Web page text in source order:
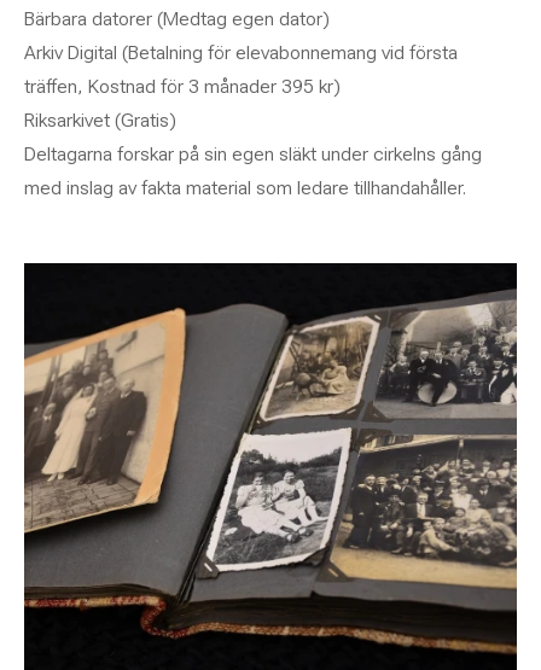
Bärbara datorer (Medtag egen dator)
Arkiv Digital (Betalning för elevabonnemang vid första
träffen, Kostnad för 3 månader 395 kr)
Riksarkivet (Gratis)
Deltagarna forskar på sin egen släkt under cirkelns gång
med inslag av fakta material som ledare tillhandahåller.